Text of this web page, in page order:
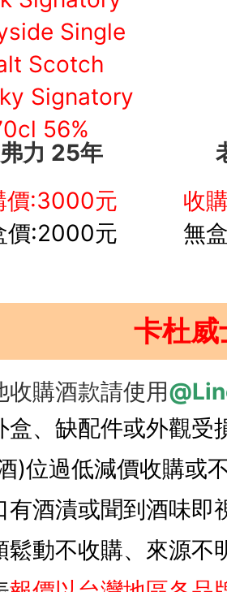
力 25年
價:3000元
價:2000元
收
無
卡杜威
收購酒款請使用
盒、缺配件或外觀受
)位過低減價收購或
有酒漬或聞到酒味即
鬆動不收購、來源不